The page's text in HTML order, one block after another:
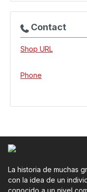
Contact
Shop URL
Phone
La historia de muchas
con la idea de un
conocido a un nivel